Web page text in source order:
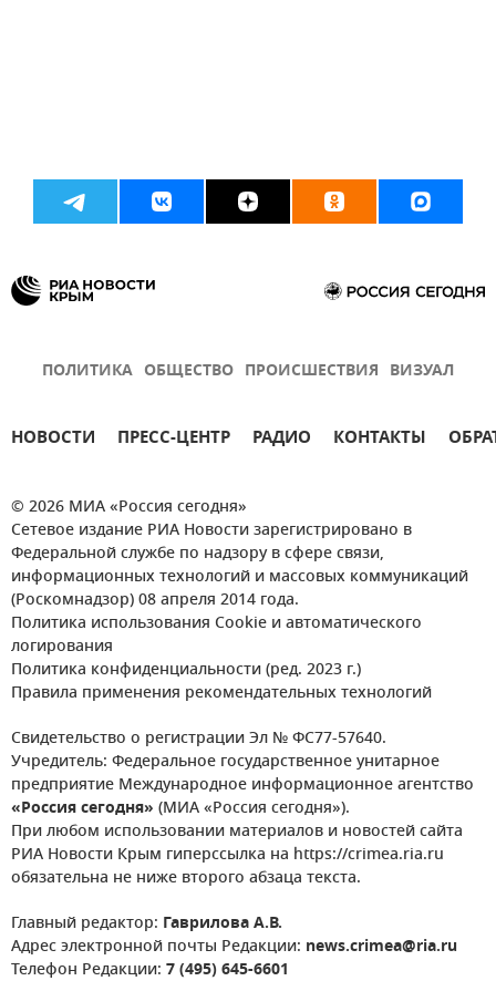
ПОЛИТИКА ОБЩЕСТВО ПРОИСШЕСТВИЯ ВИЗУАЛ
НОВОСТИ ПРЕСС-ЦЕНТР РАДИО КОНТАКТЫ
© 2026 МИА «Россия сегодня»
Сетевое издание РИА Новости зарегистрировано в
Федеральной службе по надзору в сфере связи,
информационных технологий и массовых коммуникаций
(Роскомнадзор) 08 апреля 2014 года.
Политика использования Cookie и автоматического
логирования
Политика конфиденциальности (ред. 2023 г.)
Правила применения рекомендательных технологий
Свидетельство о регистрации Эл № ФС77-57640.
Учредитель: Федеральное государственное унитарное
предприятие Международное информационное агентство
«Россия сегодня» (МИА «Россия сегодня»).
При любом использовании материалов и новостей сайта
РИА Новости Крым гиперссылка на https://crimea.ria.ru
обязательна не ниже второго абзаца текста.
Главный редактор: Гаврилова А.В.
Адрес электронной почты Редакции: news.crimea@ria.ru
Телефон Редакции: 7 (495) 645-6601